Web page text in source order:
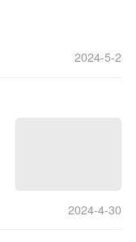
2024-5-2
2024-4-30